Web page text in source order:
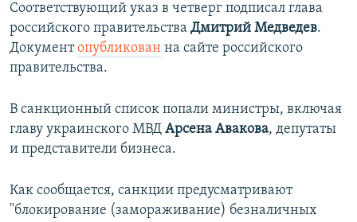
Соответствующий указ в четверг подписал глава
российского правительства Дмитрий Медведев.
Документопубликован на сайте российского
правительства.
В санкционный список попали министры, включая
главу украинского МВД Арсена Авакова, депутаты
и представители бизнеса.
Как сообщается, санкции предусматривают
"блокирование (замораживание) безналичных